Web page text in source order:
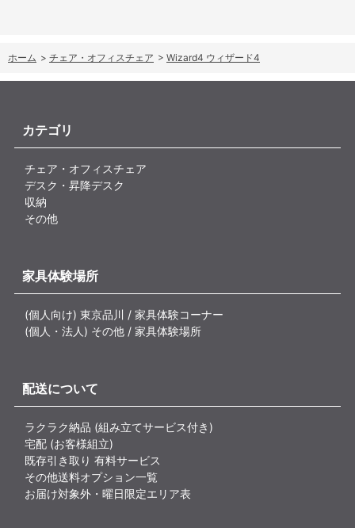
ホーム > チェア・オフィスチェア > Wizard4 ウィザード4
カテゴリ
チェア・オフィスチェア
デスク・昇降デスク
収納
その他
家具体験場所
(個人向け) 東京品川 / 家具体験コーナー
(個人・法人) その他 / 家具体験場所
配送について
ラクラク納品 (組み立てサービス付き)
宅配 (お客様組立)
既存引き取り 有料サービス
その他送料オプション一覧
お届け対象外・曜日限定エリア表